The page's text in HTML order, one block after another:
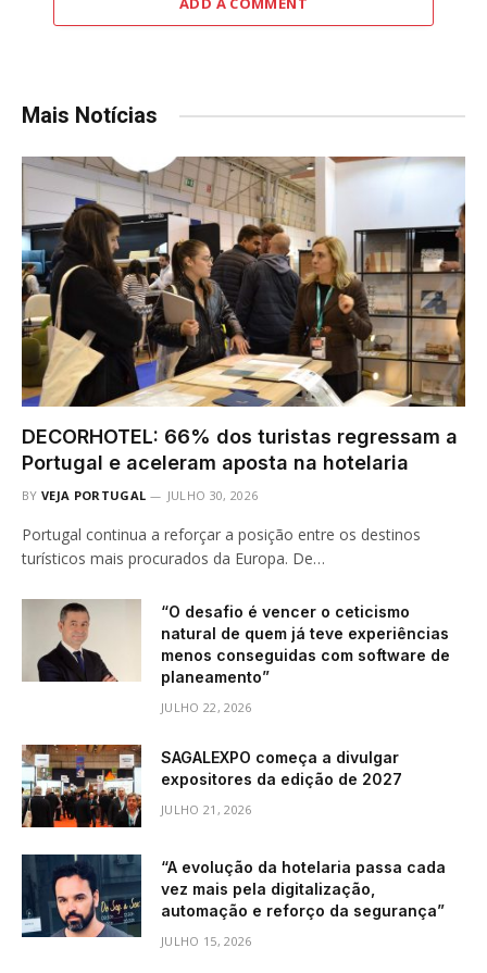
Mais Notícias
DECORHOTEL: 66% dos turistas regressam a
Portugal e aceleram aposta na hotelaria
BY VEJA PORTUGAL JULHO 30, 2026
Portugal continua a reforçar a posição entre os destinos
turísticos mais procurados da Europa. De…
“O desafio é vencer o ceticismo
natural de quem já teve experiências
menos conseguidas com software de
planeamento”
JULHO 22, 2026
SAGALEXPO começa a divulgar
expositores da edição de 2027
JULHO 21, 2026
“A evolução da hotelaria passa cada
vez mais pela digitalização,
automação e reforço da segurança”
JULHO 15, 2026